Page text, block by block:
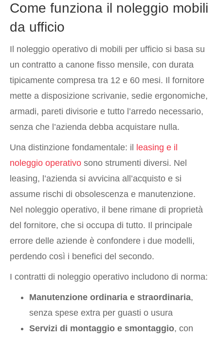
Come funziona il noleggio mobili
da ufficio
Il noleggio operativo di mobili per ufficio si basa su
un contratto a canone fisso mensile, con durata
tipicamente compresa tra 12 e 60 mesi. Il fornitore
mette a disposizione scrivanie, sedie ergonomiche,
armadi, pareti divisorie e tutto l’arredo necessario,
senza che l’azienda debba acquistare nulla.
Una distinzione fondamentale: il
leasing e il
noleggio operativo sono strumenti diversi. Nel
leasing, l’azienda si avvicina all’acquisto e si
assume rischi di obsolescenza e manutenzione.
Nel noleggio operativo, il bene rimane di proprietà
del fornitore, che si occupa di tutto. Il principale
errore delle aziende è confondere i due modelli,
perdendo così i benefici del secondo.
I contratti di noleggio operativo includono di norma:
Manutenzione ordinaria e straordinaria,
senza spese extra per guasti o usura
Servizi di montaggio e smontaggio, con